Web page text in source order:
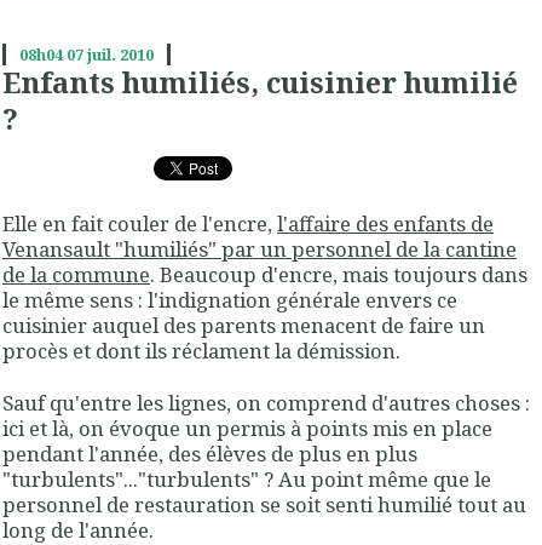
08h04 07juil. 2010
Enfants humiliés, cuisinier humilié
?
Elle en fait couler de l'encre,l'affaire des enfants de
Venansault "humiliés" par un personnel de la cantine
de la commune. Beaucoup d'encre, mais toujours dans
le même sens : l'indignation générale envers ce
cuisinier auquel des parents menacent de faire un
procès et dont ils réclament la démission.
Sauf qu'entre les lignes, on comprend d'autres choses :
ici et là, on évoque un permis à points mis en place
pendant l'année, des élèves de plus en plus
"turbulents"..."turbulents" ? Au point même que le
personnel de restauration se soit senti humilié tout au
long de l'année.